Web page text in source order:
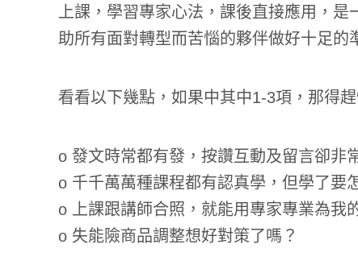
上課，學習專家心法，課後直接應用，
助所有面對轉型而苦惱的夥伴做好十足的
看看以下幾點，如果中其中1-3項，那得趕
o 發文時常都有發，按讚互動及留言卻非
o 千千萬萬種課程都有認真學，但學了要
o 上課跟講師合照，就能用專家專業為我
o 失能險商品調整想好對策了嗎？